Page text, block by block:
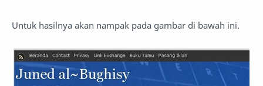
Untuk hasilnya akan nampak pada gambar di bawah ini.